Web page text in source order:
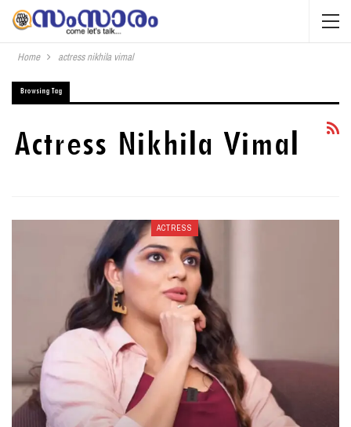
Home actress nikhila vimal
Browsing Tag
Actress Nikhila Vimal
ACTRESS